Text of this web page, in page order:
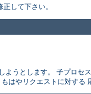
して下さい。
うとします。 子プロセ
はやリクエストに対する